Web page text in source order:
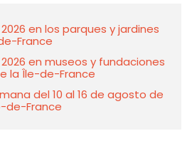
en los parques y jardines
France
en museos y fundaciones
la Île-de-France
del 10 al 16 de agosto de
de-France